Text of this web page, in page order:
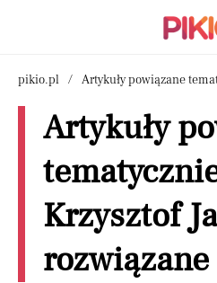
pikio.pl Artykuły powiązane
Artykuły
Krzysztof